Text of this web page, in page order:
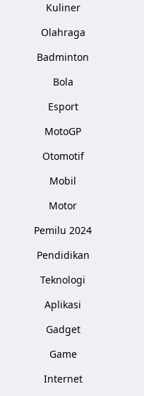
Kuliner
Olahraga
Badminton
Bola
Esport
MotoGP
Otomotif
Mobil
Motor
Pemilu 2024
Pendidikan
Teknologi
Aplikasi
Gadget
Game
Internet